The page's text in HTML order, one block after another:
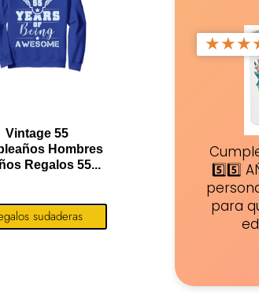
Vintage 55
Hombres
Regalos 55...
sudaderas
★★★
5️⃣5️⃣
para